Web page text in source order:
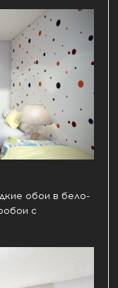
обои в бело-
с